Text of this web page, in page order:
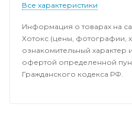
Все характеристики
Информация о товарах на
Хотокс (цены, фотографии,
ознакомительный характер
офертой определенной
Гражданского кодекса РФ.